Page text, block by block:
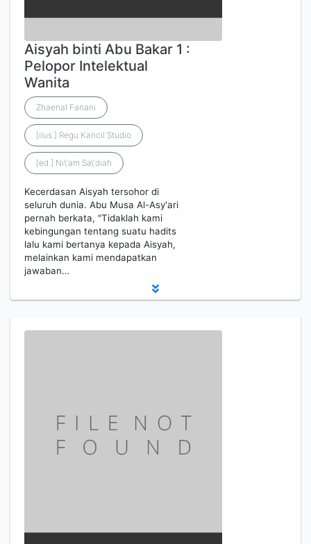
Aisyah binti Abu Bakar 1 :
Pelopor Intelektual
Wanita
Zhaenal Fanani
[ilus.] Regu Kancil Studio
[ed.] Ni\'am Sa\'diah
Kecerdasan Aisyah tersohor di
seluruh dunia. Abu Musa Al-Asy'ari
pernah berkata, "Tidaklah kami
kebingungan tentang suatu hadits
lalu kami bertanya kepada Aisyah,
melainkan kami mendapatkan
jawaban…